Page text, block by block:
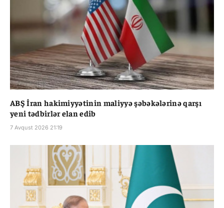
ABŞ İran hakimiyyətinin maliyyə şəbəkələrinə qarşı
yeni tədbirlər elan edib
7 Avqust 2026 21:19